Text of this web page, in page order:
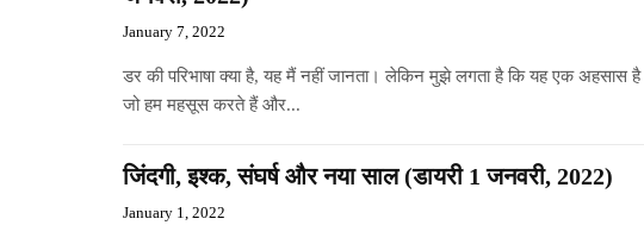
January 7, 2022
डर की परिभाषा क्या है, यह मैं नहीं जानता। लेकिन मुझे लगता है कि यह एक अहसास है
जो हम महसूस करते हैं और...
जिंदगी, इश्क, संघर्ष और नया साल (डायरी 1 जनवरी, 2022)
January 1, 2022